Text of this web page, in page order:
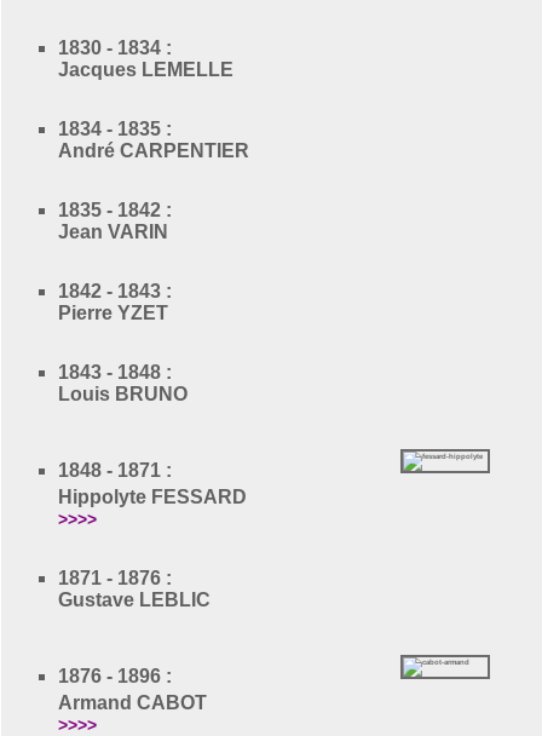
1830 - 1834 :
Jacques LEMELLE
1834 - 1835 :
André CARPENTIER
1835 - 1842 :
Jean VARIN
1842 - 1843 :
Pierre YZET
1843 - 1848 :
Louis BRUNO
1848 - 1871 :
Hippolyte FESSARD
>>>>
1871 - 1876 :
Gustave LEBLIC
1876 - 1896 :
Armand CABOT
>>>>